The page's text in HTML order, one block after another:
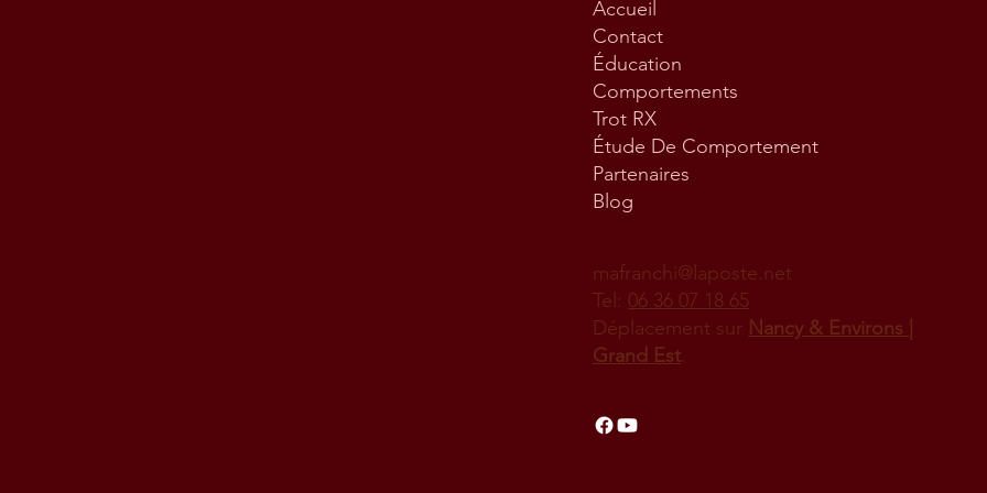
Accueil
Contact
Éducation
Comportements
Trot RX
Étude De Comportement
Partenaires
Blog
mafranchi@laposte.net
Tel: 06 36 07 18 65
Déplacement sur Nancy & Environs |
Grand Est.